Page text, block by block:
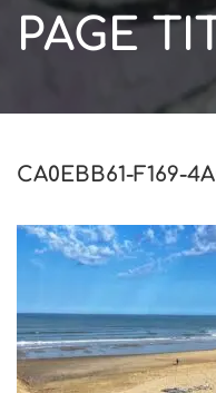
PAGE
CA0EBB61-F169-